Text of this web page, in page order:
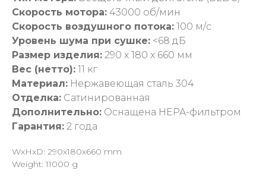
Скорость мотора: 43000 об/мин
Скорость воздушного потока: 100 м/с
Уровень шума при сушке: <68 дБ
Размер изделия: 290 x 180 x 660 мм
Вес (нетто): 11 кг
Материал: Нержавеющая сталь 304
Отделка: Сатинированная
Дополнительно: Оснащена HEPA-фильтром
Гарантия: 2 года
WxHxD: 290x180x660 mm
Weight: 11000 g